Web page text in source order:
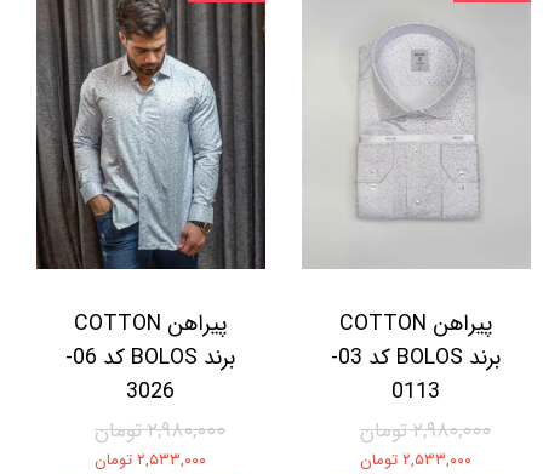
پیراهن COTTON
برند BOLOS کد 03-
0113
۲,۹۸۰,۰۰۰ تومان
۲,۵۳۳,۰۰۰ تومان
پیراهن COTTON
برند BOLOS کد 06-
3026
۲,۹۸۰,۰۰۰ تومان
۲,۵۳۳,۰۰۰ تومان